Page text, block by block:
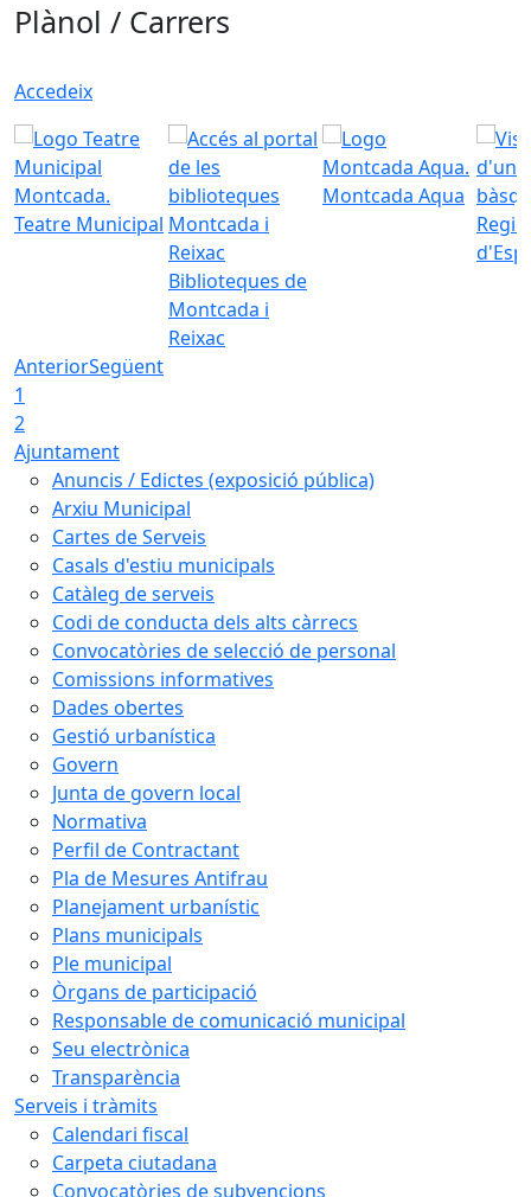
Plànol / Carrers
Accedeix
Teatre Municipal
Biblioteques de
Montcada i
Reixac
Montcada Aqua
AnteriorSegüent
1
2
Ajuntament
Anuncis / Edictes (exposició pública)
Arxiu Municipal
Cartes de Serveis
Casals d'estiu municipals
Catàleg de serveis
Codi de conducta dels alts càrrecs
Convocatòries de selecció de personal
Comissions informatives
Dades obertes
Gestió urbanística
Govern
Junta de govern local
Normativa
Perfil de Contractant
Pla de Mesures Antifrau
Planejament urbanístic
Plans municipals
Ple municipal
Òrgans de participació
Responsable de comunicació municipal
Seu electrònica
Transparència
Serveis i tràmits
Calendari fiscal
Carpeta ciutadana
Convocatòries de subvencions